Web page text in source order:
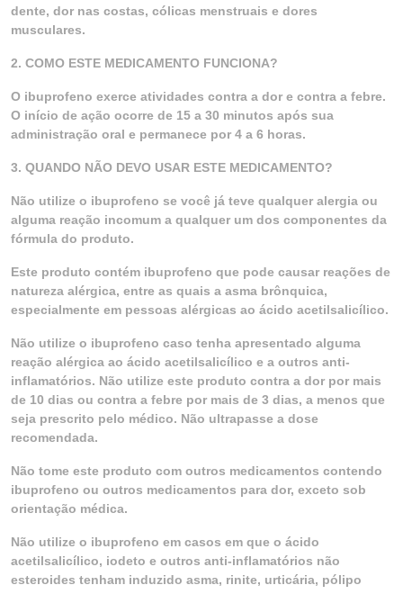
dente, dor nas costas, cólicas menstruais e dores
musculares.
2. COMO ESTE MEDICAMENTO FUNCIONA?
O ibuprofeno exerce atividades contra a dor e contra a febre.
O início de ação ocorre de 15 a 30 minutos após sua
administração oral e permanece por 4 a 6 horas.
3. QUANDO NÃO DEVO USAR ESTE MEDICAMENTO?
Não utilize o ibuprofeno se você já teve qualquer alergia ou
alguma reação incomum a qualquer um dos componentes da
fórmula do produto.
Este produto contém ibuprofeno que pode causar reações de
natureza alérgica, entre as quais a asma brônquica,
especialmente em pessoas alérgicas ao ácido acetilsalicílico.
Não utilize o ibuprofeno caso tenha apresentado alguma
reação alérgica ao ácido acetilsalicílico e a outros anti-
inflamatórios. Não utilize este produto contra a dor por mais
de 10 dias ou contra a febre por mais de 3 dias, a menos que
seja prescrito pelo médico. Não ultrapasse a dose
recomendada.
Não tome este produto com outros medicamentos contendo
ibuprofeno ou outros medicamentos para dor, exceto sob
orientação médica.
Não utilize o ibuprofeno em casos em que o ácido
acetilsalicílico, iodeto e outros anti-inflamatórios não
esteroides tenham induzido asma, rinite, urticária, pólipo